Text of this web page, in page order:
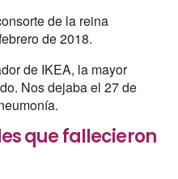
de la reina
de 2018.
de IKEA, la mayor
Nos dejaba el 27 de
que fallecieron